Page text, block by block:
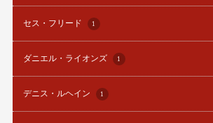
セス・フリード 1
ダニエル・ライオンズ 1
デニス・ルヘイン 1